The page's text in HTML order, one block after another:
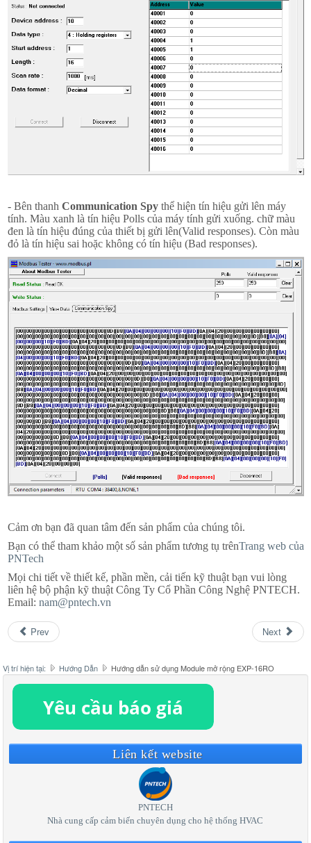
- Bên thanh Communication Spy thể hiện tín hiệu gửi lên máy
tính. Màu xanh là tín hiệu Polls của máy tính gửi xuống. chữ màu
đen là tín hiệu đúng của thiết bị gửi lên(Valid responses). Còn màu
đỏ là tín hiệu sai hoặc không có tín hiệu (Bad responses).
Cảm ơn bạn đã quan tâm đến sản phẩm của chúng tôi.
Bạn có thể tham khảo một số sản phẩm tương tụ trênTrang web của
PNTech
Mọi chi tiết về thiết kế, phần mền, cải tiến kỹ thuật bạn vui lòng
liên hệ bộ phận kỹ thuật Công Ty Cổ Phần Công Nghệ PNTECH.
Email: nam@pntech.vn
Prev Next
Vị trí hiện tại: Hướng Dẫn Hướng dẫn sử dụng Module mở rộng EXP-16RO
Liên kết website
PNTECH
Nhà cung cấp cảm biến chuyên dụng cho hệ thống HVAC